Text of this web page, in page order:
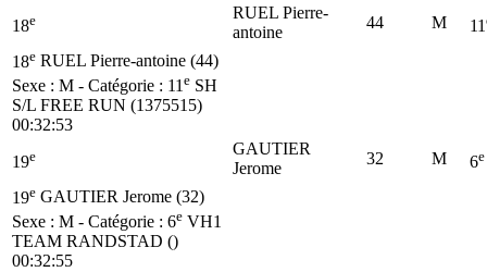
18e
RUEL Pierre-
antoine
44 M 11
18e RUEL Pierre-antoine (44)
Sexe : M - Catégorie : 11 e SH
S/L FREE RUN (1375515)
00:32:53
19e
GAUTIER
Jerome
32 M 6e
19e GAUTIER Jerome (32)
Sexe : M - Catégorie : 6e VH1
TEAM RANDSTAD ()
00:32:55